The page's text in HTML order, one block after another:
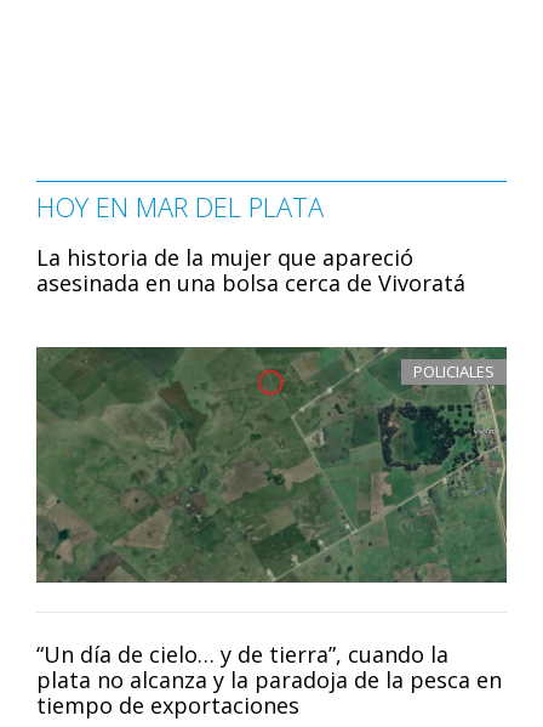
HOY EN MAR DEL PLATA
La historia de la mujer que apareció
asesinada en una bolsa cerca de Vivoratá
POLICIALES
“Un día de cielo… y de tierra”, cuando la
plata no alcanza y la paradoja de la pesca en
tiempo de exportaciones